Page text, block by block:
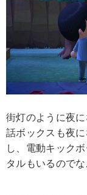
街灯のように夜
話ボックスも夜
し、電動キック
タルもいるので